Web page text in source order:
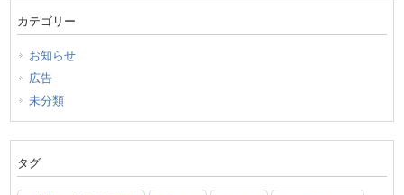
カテゴリー
お知らせ
広告
未分類
タグ